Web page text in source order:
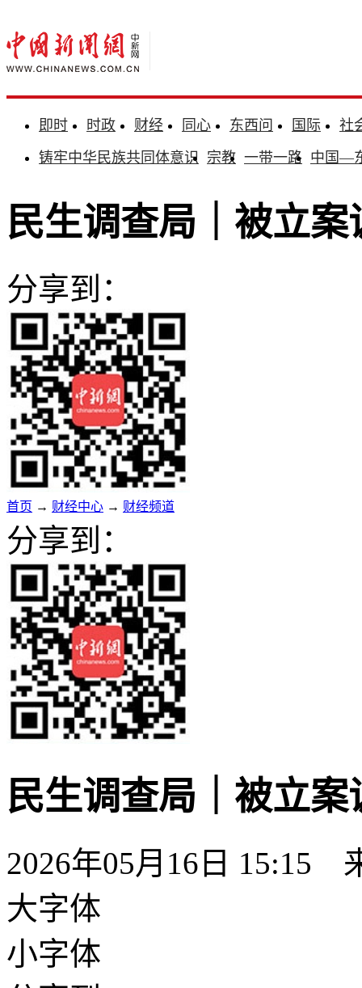
即时 时政 财经 同心 东西问 国际
社
铸牢中华民族共同体意识 宗教 一带一路 中国—
民生调查局｜被立
分享到：
首页 → 财经中心 → 财经频道
分享到：
民生调查局｜被立
2026年05月16日 15:15
大字体
小字体